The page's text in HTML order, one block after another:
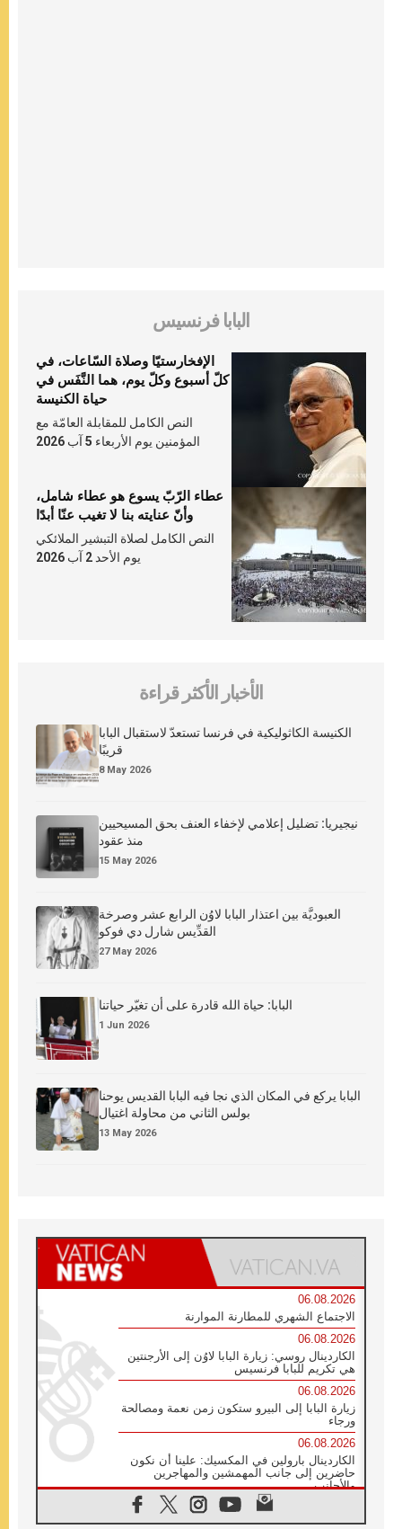
البابا فرنسيس
الإفخارستيّا وصلاة السّاعات، في
كلّ أسبوع وكلّ يوم، هما النَّفَس في
حياة الكنيسة
النص الكامل للمقابلة العامّة مع
المؤمنين يوم الأربعاء 5 آب 2026
عطاء الرّبّ يسوع هو عطاء شامل،
وأنّ عنايته بنا لا تغيب عنّا أبدًا
النص الكامل لصلاة التبشير الملائكي
يوم الأحد 2 آب 2026
الأخبار الأكثر قراءة
الكنيسة الكاثوليكية في فرنسا تستعدّ لاستقبال البابا
قريبًا
8 May 2026
نيجيريا: تضليل إعلامي لإخفاء العنف بحق المسيحيين
منذ عقود
15 May 2026
العبوديَّة بين اعتذار البابا لاوُن الرابع عشر وصرخة
القدِّيس شارل دي فوكو
27 May 2026
البابا: حياة الله قادرة على أن تغيّر حياتنا
1 Jun 2026
البابا يركع في المكان الذي نجا فيه البابا القديس يوحنا
بولس الثاني من محاولة اغتيال
13 May 2026
06.08.2026
الاجتماع الشهري للمطارنة الموارنة
06.08.2026
الكاردينال روسي: زيارة البابا لاوُن إلى الأرجنتين
هي تكريم للبابا فرنسيس
06.08.2026
زيارة البابا إلى البيرو ستكون زمن نعمة ومصالحة
ورجاء
06.08.2026
الكاردينال بارولين في المكسيك: علينا أن نكون
حاضرين إلى جانب المهمشين والمهاجرين
والأجانب
البابا لاوُن الرابع عشر للشباب في أسيزي: